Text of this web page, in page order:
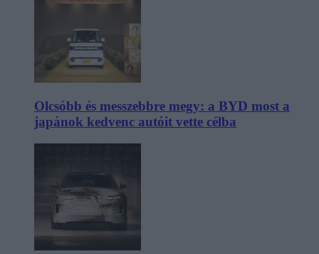
Olcsóbb és messzebbre megy: a BYD most a
japánok kedvenc autóit vette célba